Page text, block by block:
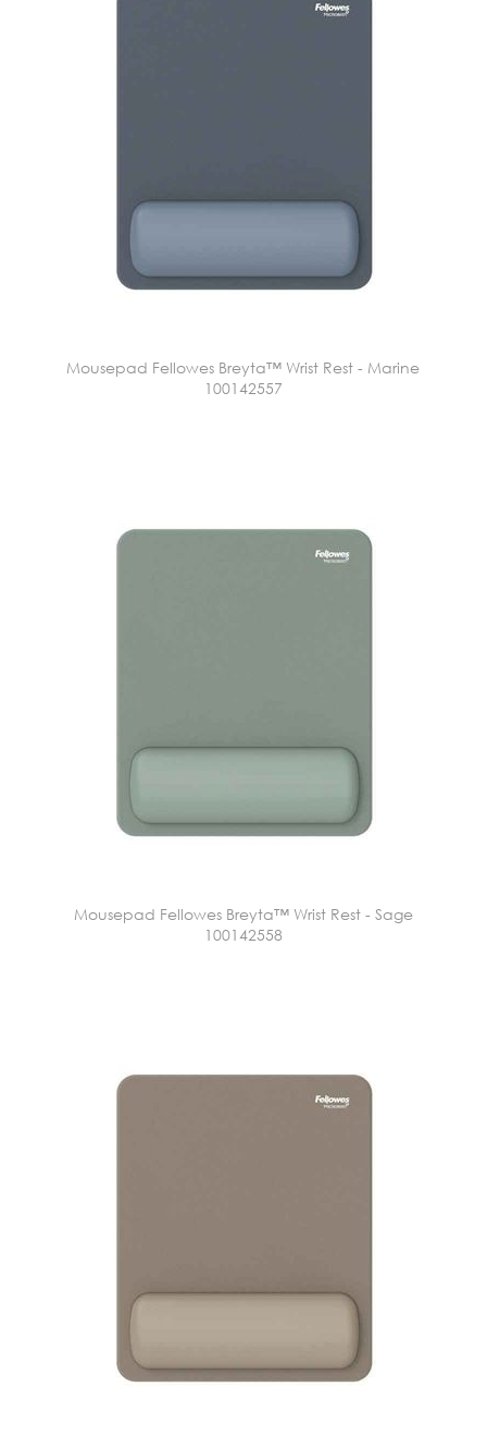
Mousepad Fellowes Breyta™ Wrist Rest - Marine
100142557
Mousepad Fellowes Breyta™ Wrist Rest - Sage
100142558